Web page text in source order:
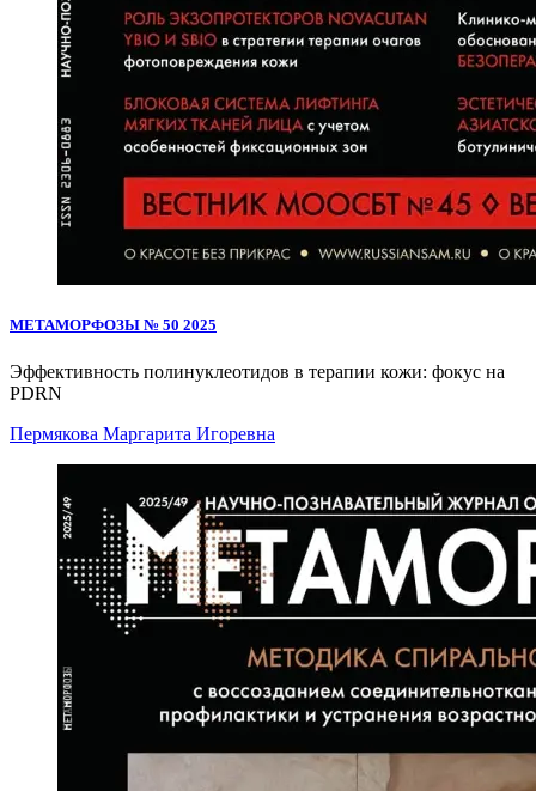
МЕТАМОРФОЗЫ № 50 2025
Эффективность полинуклеотидов в терапии кожи: фокус на
PDRN
Пермякова Маргарита Игоревна